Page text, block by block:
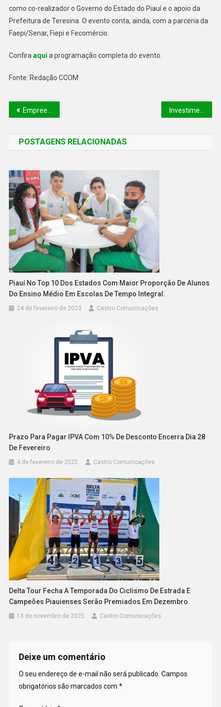
como co-realizador o Governo do Estado do Piauí e o apoio da
Prefeitura de Teresina. O evento conta, ainda, com a parceria da
Faepi/Senar, Fiepi e Fecomércio.
Confira aqui a programação completa do evento.
Fonte: Redação CCOM
Empreendedores de Eliseu Martins recebem mais de R$ 200 mil da Badespi
POSTAGENS RELACIONADAS
Piauí No Top 10 Dos Estados Com Maior Proporção De Alunos
Do Ensino Médio Em Escolas De Tempo Integral.
24 de fevereiro de 2023 Castro Comunicações
Prazo Para Pagar IPVA Com 10% De Desconto Encerra Dia 28
De Fevereiro
4 de fevereiro de 2025 Castro Comunicações
Delta Tour Fecha A Temporada Do Ciclismo De Estrada E
Campeões Piauienses Serão Premiados Em Dezembro
13 de novembro de 2025 Castro Comunicações
Deixe um comentário
O seu endereço de e-mail não será publicado. Campos
obrigatórios são marcados com *